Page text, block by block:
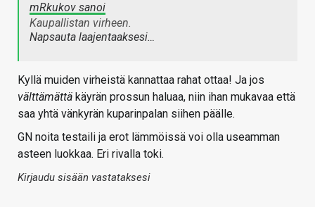
mRkukov sanoi
Kaupallistan virheen.
Napsauta laajentaaksesi…
Kyllä muiden virheistä kannattaa rahat ottaa! Ja jos
välttämättä käyrän prossun haluaa, niin ihan mukavaa että
saa yhtä vänkyrän kuparinpalan siihen päälle.
GN noita testaili ja erot lämmöissä voi olla useamman
asteen luokkaa. Eri rivalla toki.
Kirjaudu sisään vastataksesi